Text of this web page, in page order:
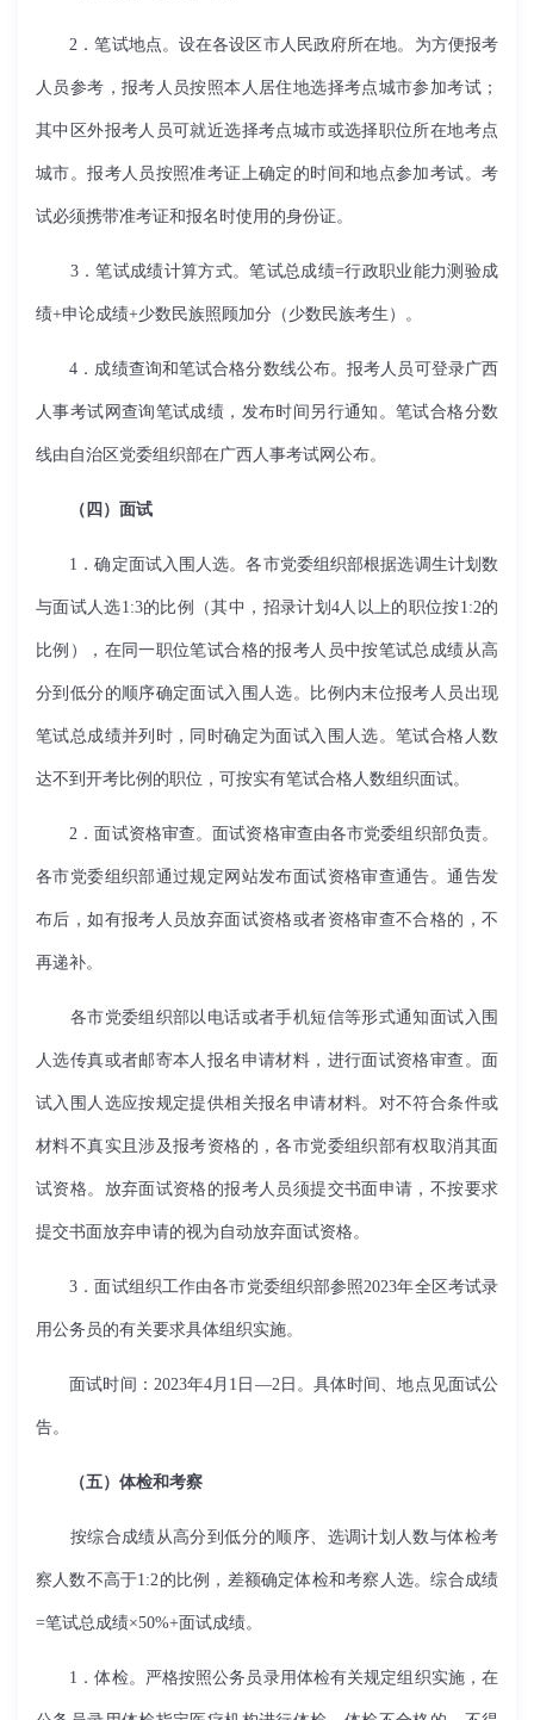
2．笔试地点。设在各设区市人民政府所在地。为方便报考
人员参考，报考人员按照本人居住地选择考点城市参加考试；
其中区外报考人员可就近选择考点城市或选择职位所在地考点
城市。报考人员按照准考证上确定的时间和地点参加考试。考
试必须携带准考证和报名时使用的身份证。
3．笔试成绩计算方式。笔试总成绩=行政职业能力测验成
绩+申论成绩+少数民族照顾加分（少数民族考生）。
4．成绩查询和笔试合格分数线公布。报考人员可登录广西
人事考试网查询笔试成绩，发布时间另行通知。笔试合格分数
线由自治区党委组织部在广西人事考试网公布。
（四）面试
1．确定面试入围人选。各市党委组织部根据选调生计划数
与面试人选1:3的比例（其中，招录计划4人以上的职位按1:2的
比例），在同一职位笔试合格的报考人员中按笔试总成绩从高
分到低分的顺序确定面试入围人选。比例内末位报考人员出现
笔试总成绩并列时，同时确定为面试入围人选。笔试合格人数
达不到开考比例的职位，可按实有笔试合格人数组织面试。
2．面试资格审查。面试资格审查由各市党委组织部负责。
各市党委组织部通过规定网站发布面试资格审查通告。通告发
布后，如有报考人员放弃面试资格或者资格审查不合格的，不
再递补。
各市党委组织部以电话或者手机短信等形式通知面试入围
人选传真或者邮寄本人报名申请材料，进行面试资格审查。面
试入围人选应按规定提供相关报名申请材料。对不符合条件或
材料不真实且涉及报考资格的，各市党委组织部有权取消其面
试资格。放弃面试资格的报考人员须提交书面申请，不按要求
提交书面放弃申请的视为自动放弃面试资格。
3．面试组织工作由各市党委组织部参照2023年全区考试录
用公务员的有关要求具体组织实施。
面试时间：2023年4月1日—2日。具体时间、地点见面试公
告。
（五）体检和考察
按综合成绩从高分到低分的顺序、选调计划人数与体检考
察人数不高于1:2的比例，差额确定体检和考察人选。综合成绩
=笔试总成绩×50%+面试成绩。
1．体检。严格按照公务员录用体检有关规定组织实施，在